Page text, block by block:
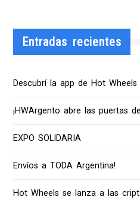
Entradas recientes
Descubrí la app de Hot
¡HWArgento abre las puertas
EXPO SOLIDARIA
Envíos a TODA Argentina!
Hot Wheels se lanza a las